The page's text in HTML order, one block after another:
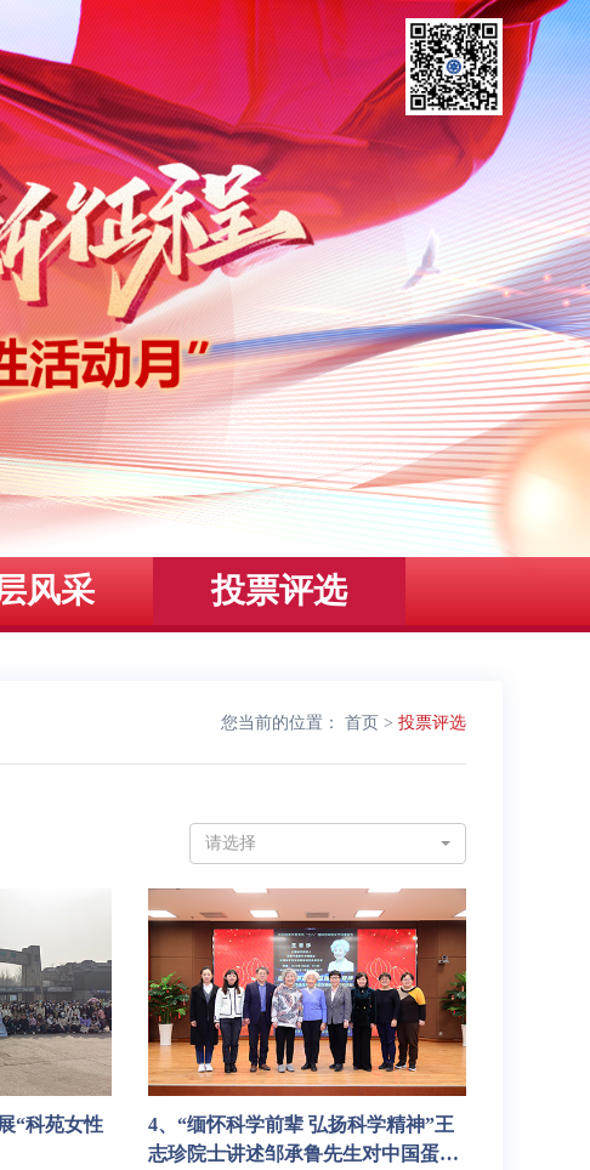
风采 投票评选
您当前的位置： 首页 > 投票评选
请选择
“科苑女性
4、“缅怀科学前辈 弘扬科学精神”王
志珍院士讲述邹承鲁先生对中国蛋白